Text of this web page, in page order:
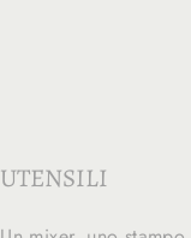
UTENSILI